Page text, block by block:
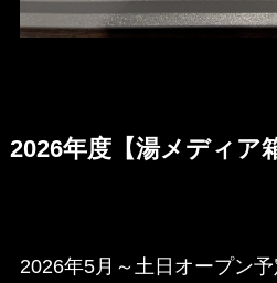
2026年度【湯メディア
2026年5月～土日オープン